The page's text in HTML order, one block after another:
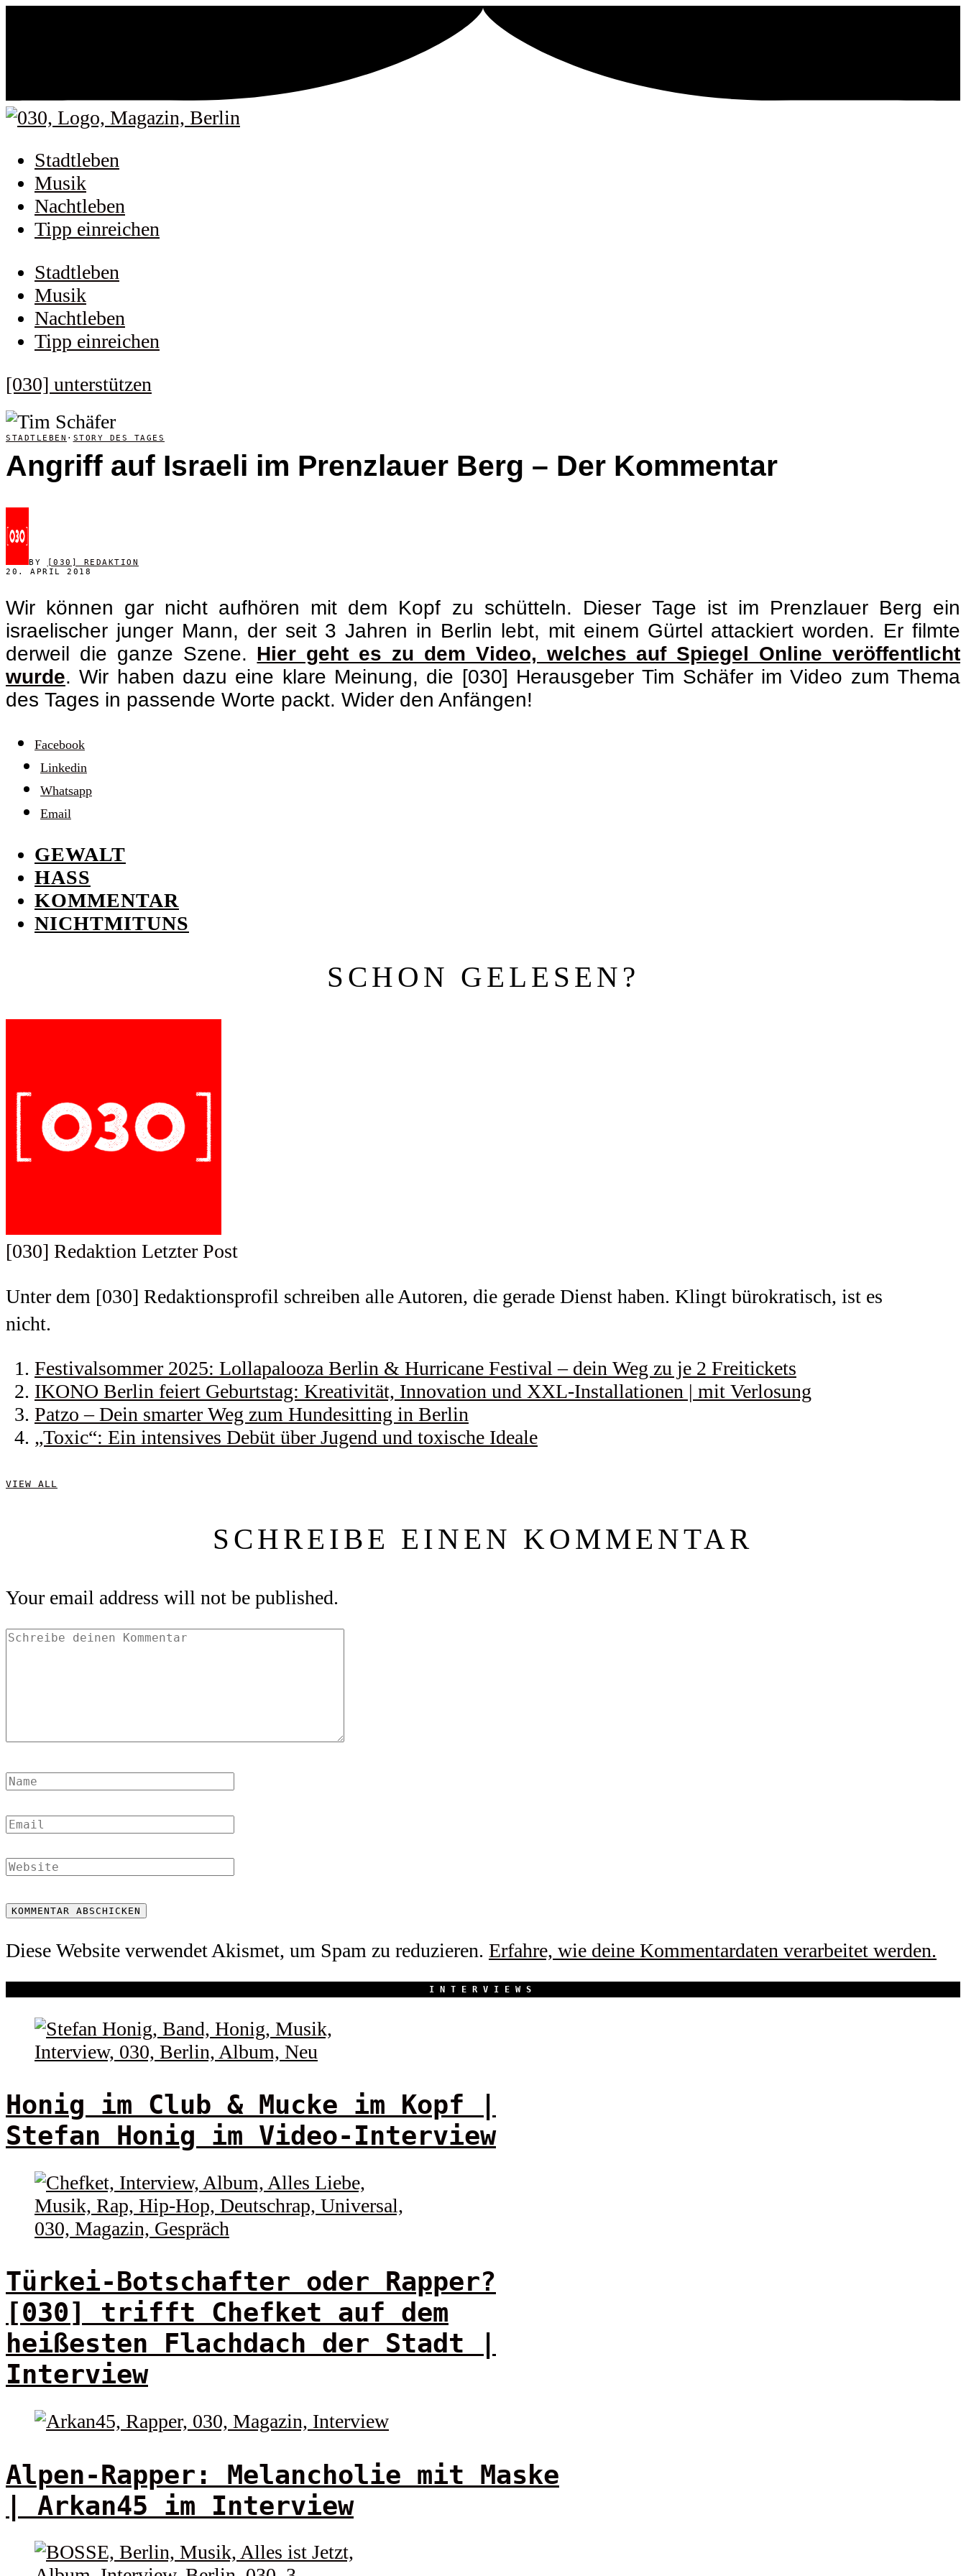
Stadtleben
Musik
Nachtleben
Tipp einreichen
Stadtleben
Musik
Nachtleben
Tipp einreichen
[030] unterstützen
STADTLEBEN · STORY DES TAGES
Angriff auf Israeli im Prenzlauer Berg – Der Kommentar
BY
[030] REDAKTION
20. APRIL 2018
Wir können gar nicht aufhören mit dem Kopf zu schütteln. Dieser Tage ist im Prenzlauer Berg ein
israelischer junger Mann, der seit 3 Jahren in Berlin lebt, mit einem Gürtel attackiert worden. Er filmte
derweil die ganze Szene. Hier geht es zu dem Video, welches auf Spiegel Online veröffentlicht
wurde. Wir haben dazu eine klare Meinung, die [030] Herausgeber Tim Schäfer im Video zum Thema
des Tages in passende Worte packt. Wider den Anfängen!
Facebook
Linkedin
Whatsapp
Email
GEWALT
HASS
KOMMENTAR
NICHTMITUNS
SCHON GELESEN?
[030] Redaktion Letzter Post
Unter dem [030] Redaktionsprofil schreiben alle Autoren, die gerade Dienst haben. Klingt bürokratisch, ist es
nicht.
Festivalsommer 2025: Lollapalooza Berlin & Hurricane Festival – dein Weg zu je 2 Freitickets
IKONO Berlin feiert Geburtstag: Kreativität, Innovation und XXL-Installationen | mit Verlosung
Patzo – Dein smarter Weg zum Hundesitting in Berlin
„Toxic“: Ein intensives Debüt über Jugend und toxische Ideale
VIEW ALL
SCHREIBE EINEN KOMMENTAR
Your email address will not be published.
Diese Website verwendet Akismet, um Spam zu reduzieren. Erfahre, wie deine Kommentardaten verarbeitet werden.
INTERVIEWS
Honig im Club & Mucke im Kopf |
Stefan Honig im Video-Interview
Türkei-Botschafter oder Rapper?
[030] trifft Chefket auf dem
heißesten Flachdach der Stadt |
Interview
Alpen-Rapper: Melancholie mit Maske
| Arkan45 im Interview